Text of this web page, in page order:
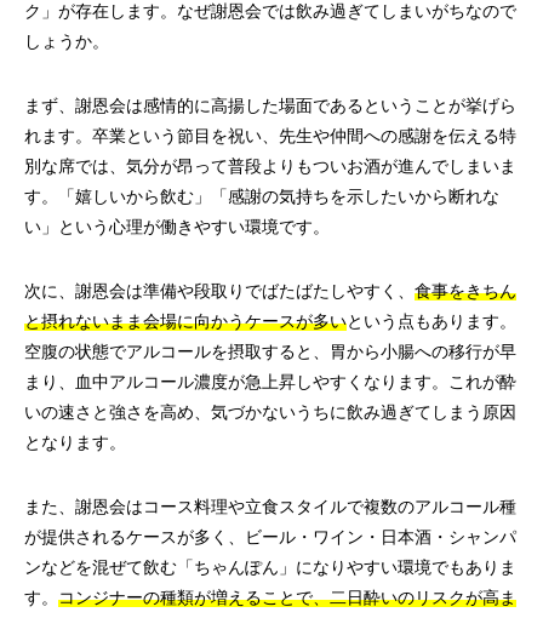
ク」が存在します。なぜ謝恩会では飲み過ぎてしまいがちなので
しょうか。
まず、謝恩会は感情的に高揚した場面であるということが挙げら
れます。卒業という節目を祝い、先生や仲間への感謝を伝える特
別な席では、気分が昂って普段よりもついお酒が進んでしまいま
す。「嬉しいから飲む」「感謝の気持ちを示したいから断れな
い」という心理が働きやすい環境です。
次に、謝恩会は準備や段取りでばたばたしやすく、 食事をきちん
と摂れないまま会場に向かうケースが多いという点もあります。
空腹の状態でアルコールを摂取すると、胃から小腸への移行が早
まり、血中アルコール濃度が急上昇しやすくなります。これが酔
いの速さと強さを高め、気づかないうちに飲み過ぎてしまう原因
となります。
また、謝恩会はコース料理や立食スタイルで複数のアルコール種
が提供されるケースが多く、ビール・ワイン・日本酒・シャンパ
ンなどを混ぜて飲む「ちゃんぽん」になりやすい環境でもありま
す。 コンジナーの種類が増えることで、二日酔いのリスクが高ま